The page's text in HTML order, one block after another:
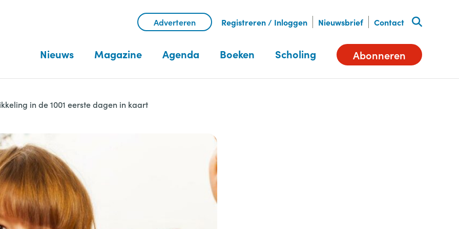
Adverteren Registreren / Inloggen Nieuwsbrief Contact
Nieuws Magazine Agenda Boeken Scholing Abonneren
in de 1001 eerste dagen in kaart